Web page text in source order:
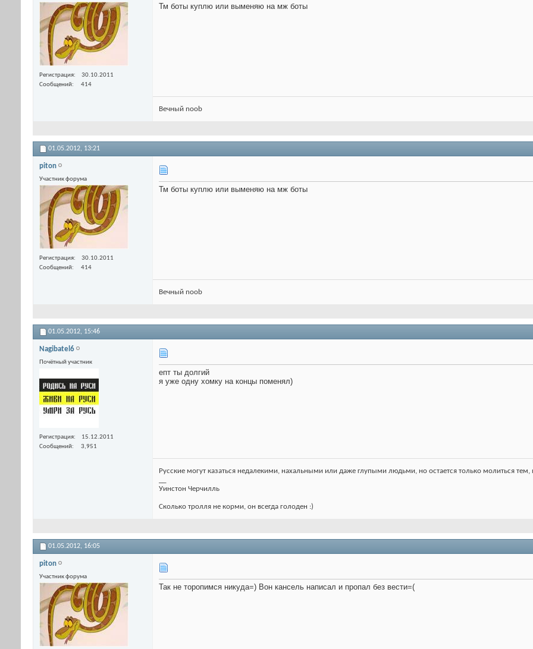
Регистрация
30.10.2011
Сообщений
414
Тм боты куплю или выменяю на мж боты
Вечный noob
01.05.2012, 13:21
piton
Участник форума
Регистрация
30.10.2011
Сообщений
414
Тм боты куплю или выменяю на мж боты
Вечный noob
01.05.2012, 15:46
Nagibatel6
Почётный участник
Регистрация
15.12.2011
Сообщений
3,951
епт ты долгий
я уже одну хомку на концы поменял)
Русские могут казаться недалекими, нахальными или даже глупыми людьми, но остается только молиться тем,
Уинстон Черчилль
Сколько тролля не корми, он всегда голоден :)
01.05.2012, 16:05
piton
Участник форума
Так не торопимся никуда=) Вон кансель написал и пропал без вести=(